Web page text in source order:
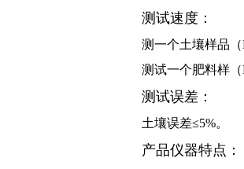
测试速度：
测一个土壤样品（
测试一个肥料样（
测试误差：
土壤误差≤5%。
产品仪器特点：